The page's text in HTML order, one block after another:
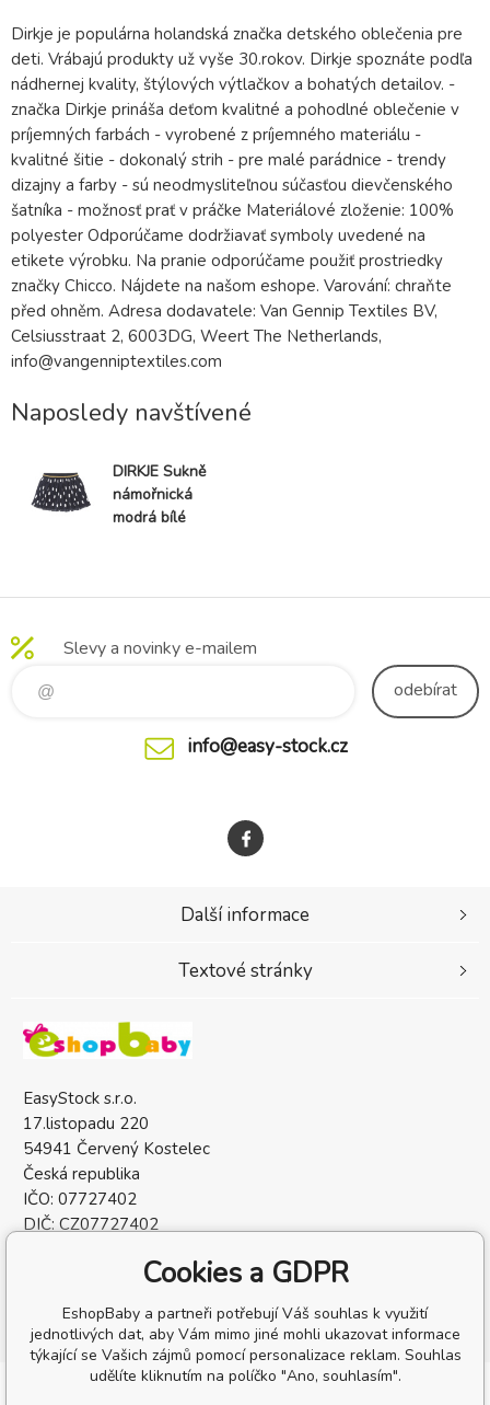
Dirkje je populárna holandská značka detského oblečenia pre
deti. Vrábajú produkty už vyše 30.rokov. Dirkje spoznáte podľa
nádhernej kvality, štýlových výtlačkov a bohatých detailov. -
značka Dirkje prináša deťom kvalitné a pohodlné oblečenie v
príjemných farbách - vyrobené z príjemného materiálu -
kvalitné šitie - dokonalý strih - pre malé parádnice - trendy
dizajny a farby - sú neodmysliteľnou súčasťou dievčenského
šatníka - možnosť prať v práčke Materiálové zloženie: 100%
polyester Odporúčame dodržiavať symboly uvedené na
etikete výrobku. Na pranie odporúčame použiť prostriedky
značky Chicco. Nájdete na našom eshope. Varování: chraňte
před ohněm. Adresa dodavatele: Van Gennip Textiles BV,
Celsiusstraat 2, 6003DG, Weert The Netherlands,
info@vangenniptextiles.com
Naposledy navštívené
DIRKJE Sukně
námořnická
modrá bílé
Slevy a novinky e-mailem
odebírat
info@easy-stock.cz
EasyStock s.r.o.
17.listopadu 220
54941 Červený Kostelec
Česká republika
IČO: 07727402
DIČ: CZ07727402
Další informace
Textové stránky
Cookies a GDPR
EshopBaby a partneři potřebují Váš souhlas k využití
jednotlivých dat, aby Vám mimo jiné mohli ukazovat informace
týkající se Vašich zájmů pomocí personalizace reklam. Souhlas
udělíte kliknutím na políčko "Ano, souhlasím".